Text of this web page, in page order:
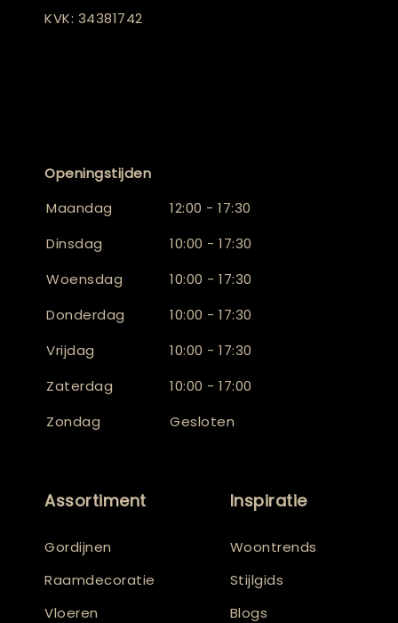
KVK: 34381742
Openingstijden
Maandag
12:00 - 17:30
Dinsdag
10:00 - 17:30
Woensdag
10:00 - 17:30
Donderdag
10:00 - 17:30
Vrijdag
10:00 - 17:30
Zaterdag
10:00 - 17:00
Zondag
Gesloten
Assortiment
Gordijnen
Raamdecoratie
Vloeren
Inspiratie
Woontrends
Stijlgids
Blogs